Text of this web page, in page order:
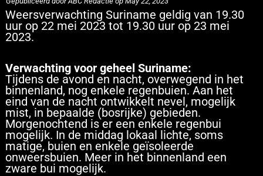
Weersverwachting Suriname geldig van 19.30
uur op 22 mei 2023 tot 19.30 uur op 23 mei
2023.
Verwachting voor geheel Suriname:
Tijdens de avond en nacht, overwegend in het
binnenland, nog enkele regenbuien. Aan het
eind van de nacht ontwikkelt nevel, mogelijk
mist, in bepaalde (bosrijke) gebieden.
Morgenochtend is er een enkele regenbui
mogelijk. In de middag lokaal lichte, soms
matige, buien en enkele geïsoleerde
onweersbuien. Meer in het binnenland een
zware bui mogelijk.